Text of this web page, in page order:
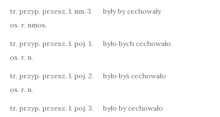
tr. przyp. przesz. l. mn. 3.
os. r. nmos.
były by cechowały
tr. przyp. przesz. l. poj. 1.
os. r. n.
było bych cechowało
tr. przyp. przesz. l. poj. 2.
os. r. n.
było byś cechowało
tr. przyp. przesz. l. poj. 3.
było by cechowało